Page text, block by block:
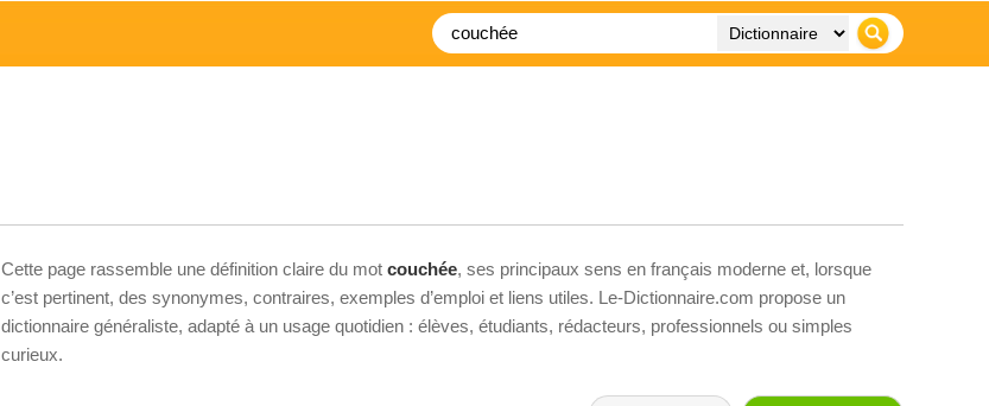
Cette page rassemble une définition claire du mot couchée, ses principaux sens en français moderne et, lorsque
c’est pertinent, des synonymes, contraires, exemples d’emploi et liens utiles. Le-Dictionnaire.com propose un
dictionnaire généraliste, adapté à un usage quotidien : élèves, étudiants, rédacteurs, professionnels ou simples
curieux.